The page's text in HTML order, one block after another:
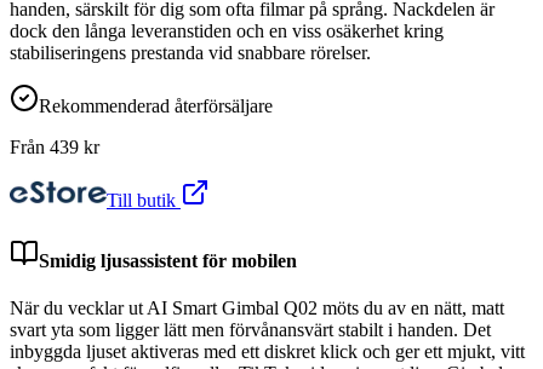
handen, särskilt för dig som ofta filmar på språng. Nackdelen är
dock den långa leveranstiden och en viss osäkerhet kring
stabiliseringens prestanda vid snabbare rörelser.
Rekommenderad återförsäljare
Från 439 kr
Till butik
Smidig ljusassistent för mobilen
När du vecklar ut AI Smart Gimbal Q02 möts du av en nätt, matt
svart yta som ligger lätt men förvånansvärt stabilt i handen. Det
inbyggda ljuset aktiveras med ett diskret klick och ger ett mjukt, vitt